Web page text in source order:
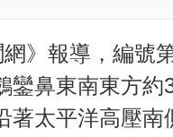
》報導，編號
鑾鼻東南東方
著太平洋高壓